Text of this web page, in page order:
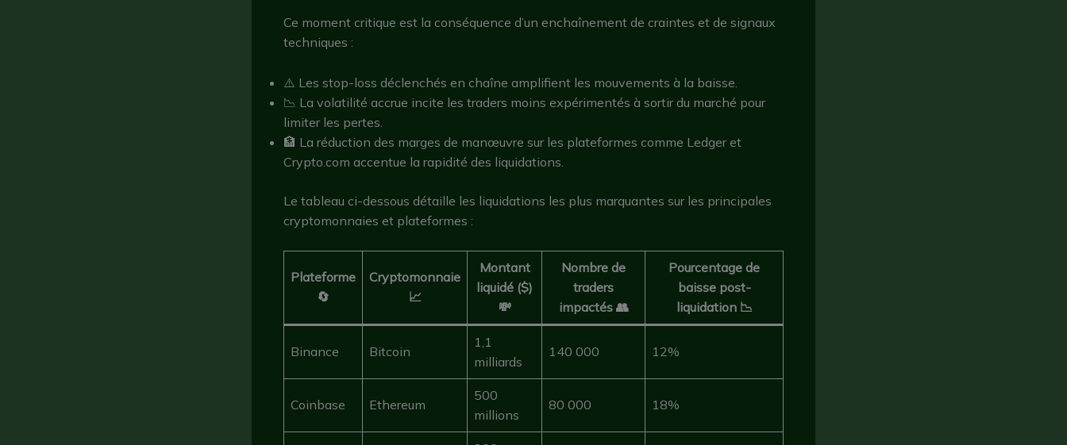
Ce moment critique est la conséquence d’un enchaînement de craintes et de signaux
techniques :
⚠️ Les stop-loss déclenchés en chaîne amplifient les mouvements à la baisse.
📉 La volatilité accrue incite les traders moins expérimentés à sortir du marché pour
limiter les pertes.
🏦 La réduction des marges de manœuvre sur les plateformes comme Ledger et
Crypto.com accentue la rapidité des liquidations.
Le tableau ci-dessous détaille les liquidations les plus marquantes sur les principales
cryptomonnaies et plateformes :
Plateforme
🔄
Cryptomonnaie
📈
Montant
liquidé ($)
💸
Nombre de
traders
impactés 👥
Pourcentage de
baisse post-
liquidation 📉
Binance Bitcoin
1,1
milliards
140 000 12%
Coinbase Ethereum
500
millions
80 000 18%